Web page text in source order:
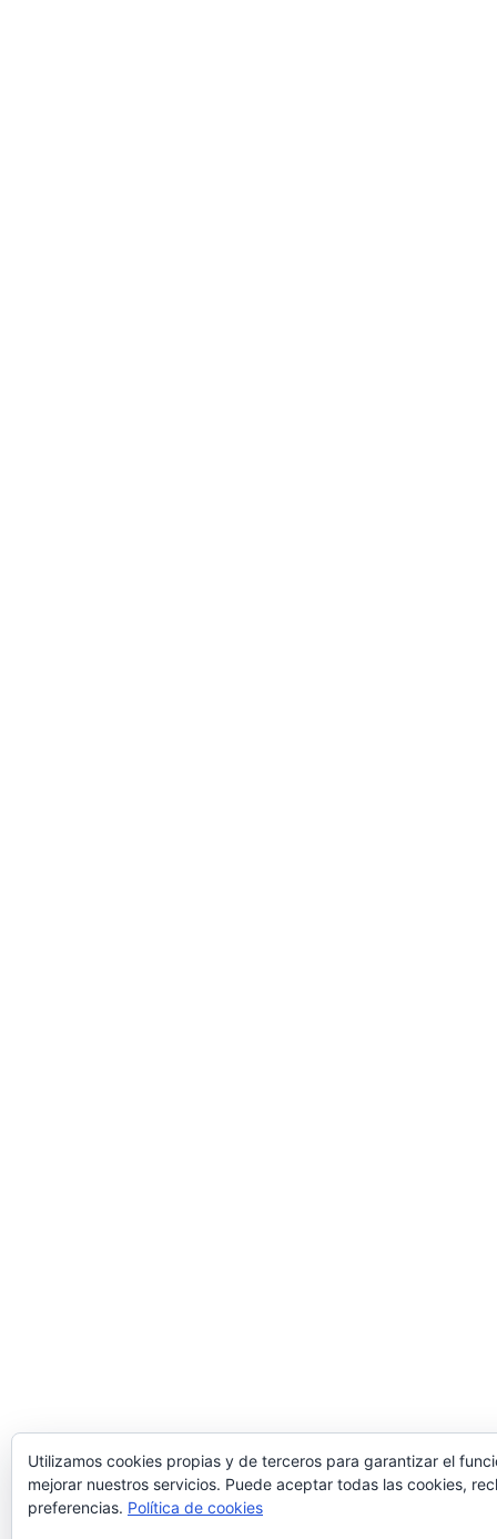
Utilizamos cookies propias y de terceros para garantizar el
mejorar nuestros servicios. Puede aceptar todas las cookies,
preferencias. Política de cookies